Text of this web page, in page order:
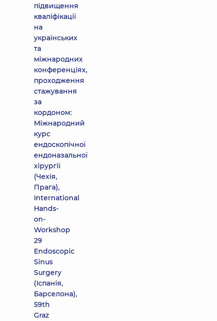
підвищення
кваліфікації
на
українських
та
міжнародних
конференціях,
проходження
стажування
за
кордоном:
Міжнародний
курс
ендоскопічної
ендоназальної
хірургії
(Чехія,
Прага),
International
Hands-
on-
Workshop
29
Endoscopic
Sinus
Surgery
(Іспанія,
Барселона),
59th
Graz